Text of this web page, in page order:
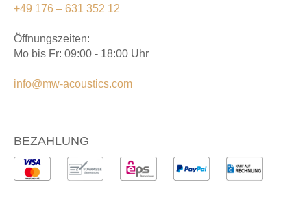
+49 176 – 631 352 12
Öffnungszeiten:
Mo bis Fr: 09:00 - 18:00 Uhr
info@mw-acoustics.com
BEZAHLUNG